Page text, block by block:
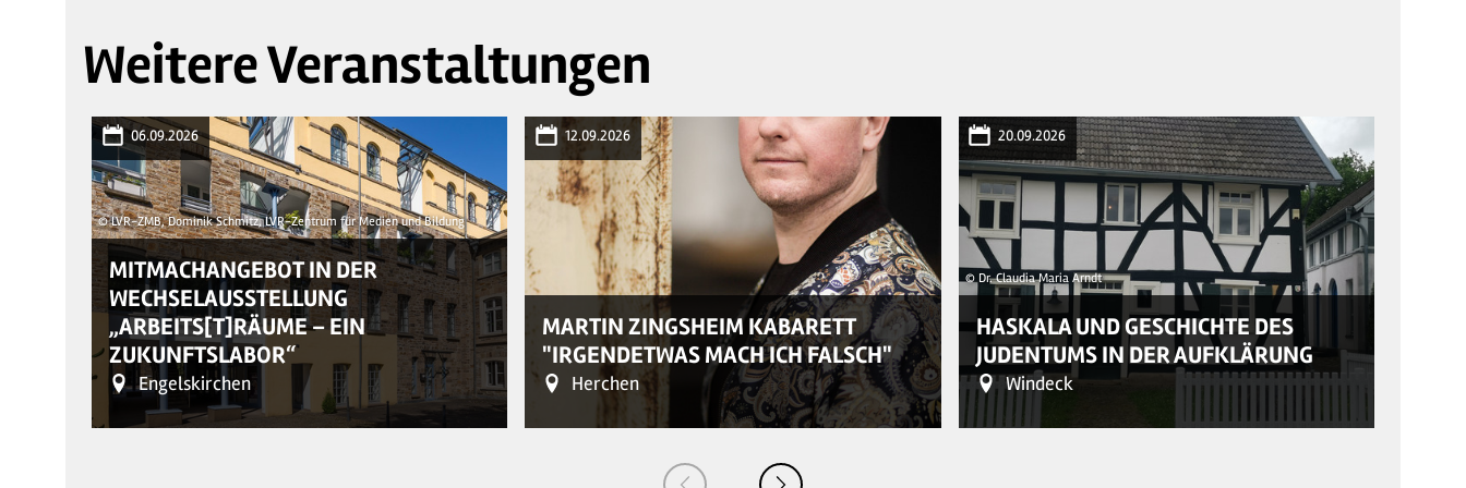
Weitere Veranstaltungen
06.09.2026
© LVR-ZMB, Dominik Schmitz, LVR-Zentrum für Medien und Bildung
MITMACHANGEBOT IN DER
WECHSELAUSSTELLUNG
„ARBEITS[T]RÄUME – EIN
ZUKUNFTSLABOR“
Engelskirchen
12.09.2026
MARTIN ZINGSHEIM KABARETT
"IRGENDETWAS MACH ICH FALSCH"
Herchen
20.09.2026
© Dr. Claudia Maria Arndt
HASKALA UND GESCHICHTE DES
JUDENTUMS IN DER AUFKLÄRUNG
Windeck